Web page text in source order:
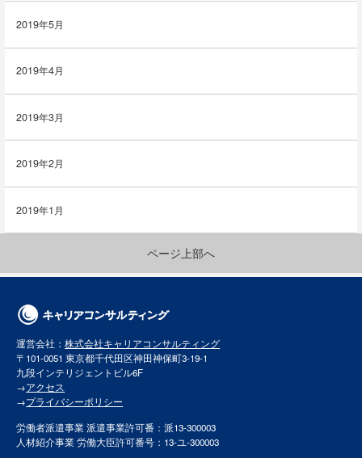
2019年5月
2019年4月
2019年3月
2019年2月
2019年1月
ページ上部へ
運営会社：株式会社キャリアコンサルティング
〒101-0051 東京都千代田区神田神保町3-19-1
九段インテリジェントビル6F
→アクセス
→プライバシーポリシー
労働者派遣事業 派遣事業許可番：派13-300003
人材紹介事業 労働大臣許可番号：13-ユ-300003